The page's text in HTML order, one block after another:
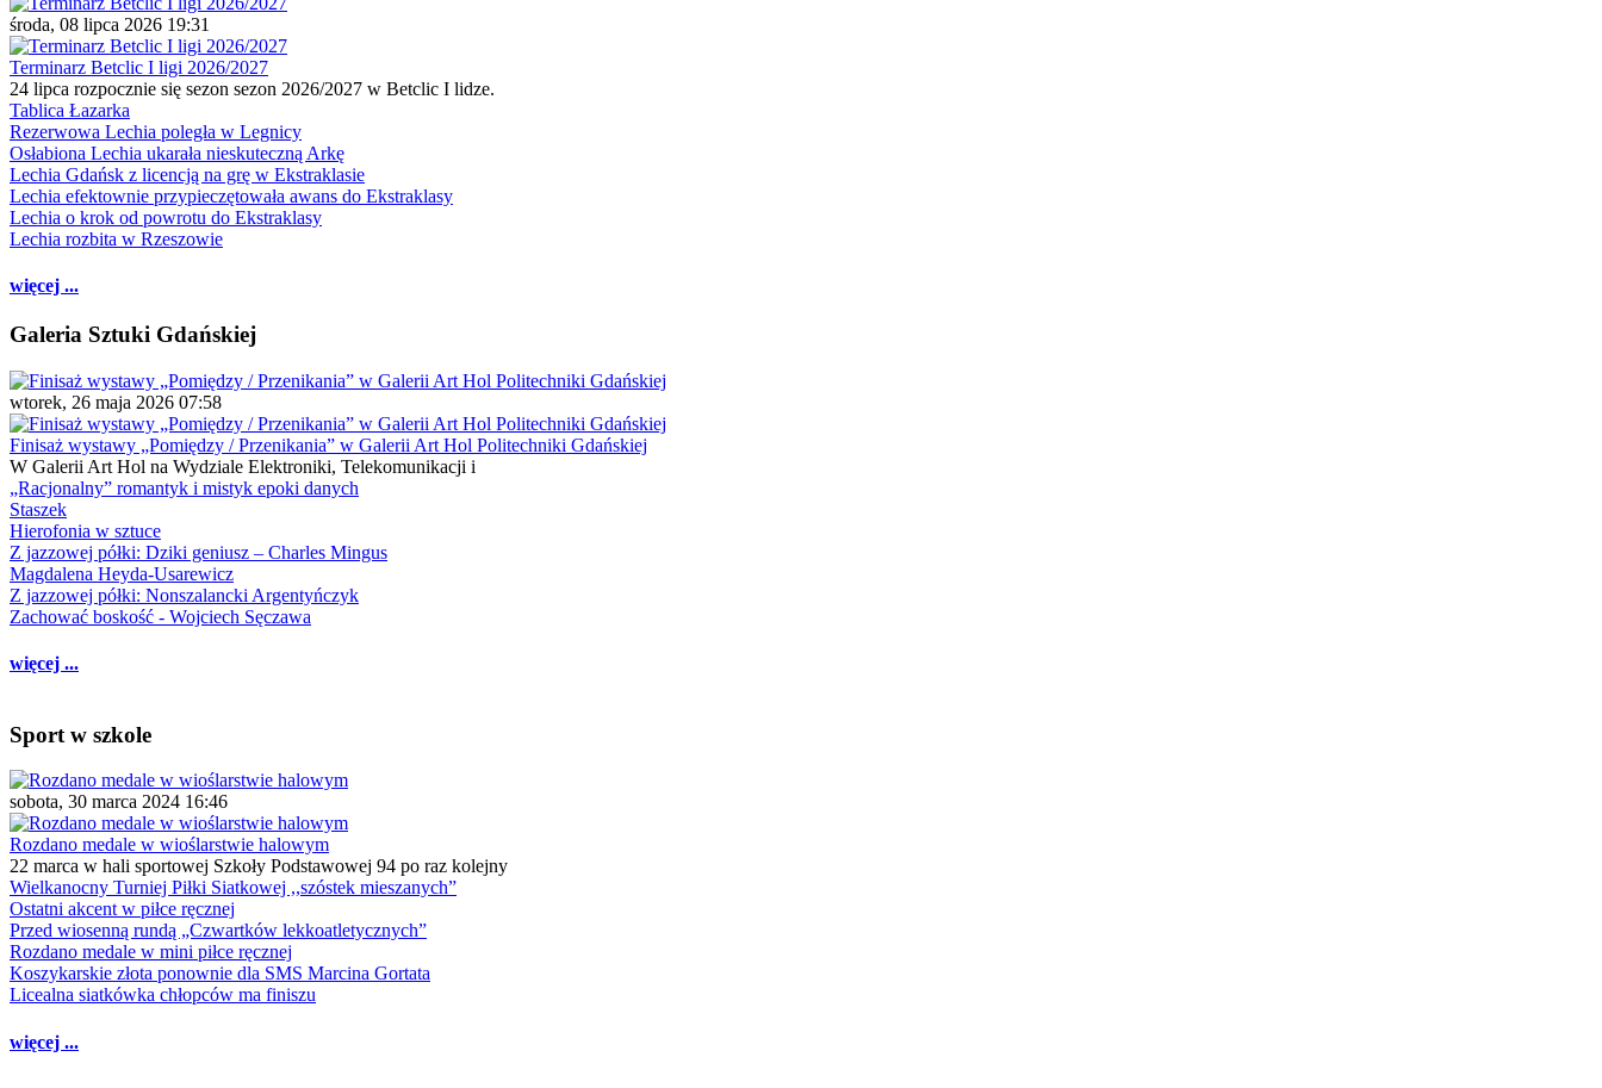
środa, 08 lipca 2026 19:31
Terminarz Betclic I ligi 2026/2027
24 lipca rozpocznie się sezon sezon 2026/2027 w Betclic I lidze.
Tablica Łazarka
Rezerwowa Lechia poległa w Legnicy
Osłabiona Lechia ukarała nieskuteczną Arkę
Lechia Gdańsk z licencją na grę w Ekstraklasie
Lechia efektownie przypieczętowała awans do Ekstraklasy
Lechia o krok od powrotu do Ekstraklasy
Lechia rozbita w Rzeszowie
więcej ...
Galeria Sztuki Gdańskiej
wtorek, 26 maja 2026 07:58
Finisaż wystawy „Pomiędzy / Przenikania” w Galerii Art Hol Politechniki Gdańskiej
W Galerii Art Hol na Wydziale Elektroniki, Telekomunikacji i
„Racjonalny” romantyk i mistyk epoki danych
Staszek
Hierofonia w sztuce
Z jazzowej półki: Dziki geniusz – Charles Mingus
Magdalena Heyda-Usarewicz
Z jazzowej półki: Nonszalancki Argentyńczyk
Zachować boskość - Wojciech Sęczawa
więcej ...
Sport w szkole
sobota, 30 marca 2024 16:46
Rozdano medale w wioślarstwie halowym
22 marca w hali sportowej Szkoły Podstawowej 94 po raz kolejny
Wielkanocny Turniej Piłki Siatkowej ,,szóstek mieszanych”
Ostatni akcent w piłce ręcznej
Przed wiosenną rundą „Czwartków lekkoatletycznych”
Rozdano medale w mini piłce ręcznej
Koszykarskie złota ponownie dla SMS Marcina Gortata
Licealna siatkówka chłopców ma finiszu
więcej ...